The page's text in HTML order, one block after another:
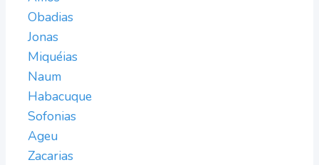
Obadias
Jonas
Miquéias
Naum
Habacuque
Sofonias
Ageu
Zacarias